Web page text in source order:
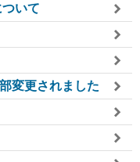
いて
変更されました